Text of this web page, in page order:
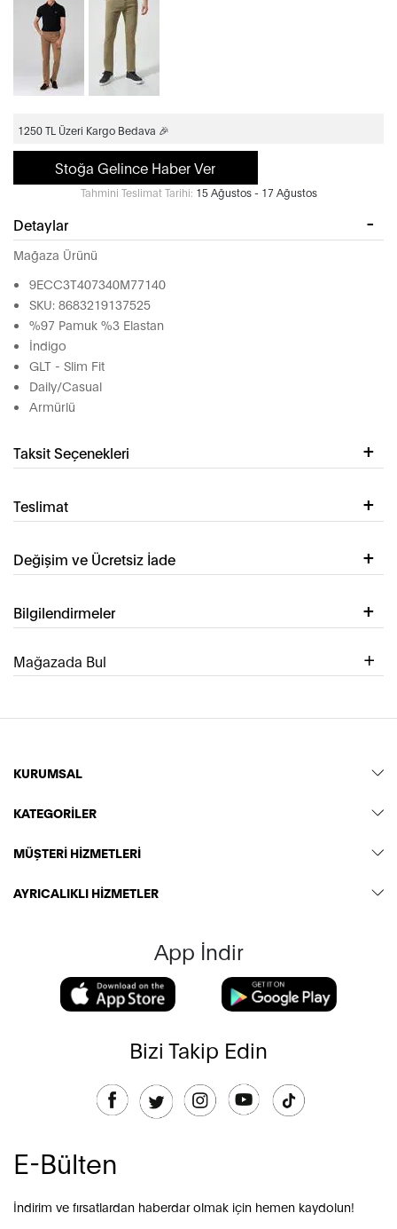
1250 TL Üzeri Kargo Bedava 🎉
Stoğa Gelince Haber Ver
Tahmini Teslimat Tarihi: 15 Ağustos - 17 Ağustos
Detaylar
Mağaza Ürünü
9ECC3T407340M77140
SKU: 8683219137525
%97 Pamuk %3 Elastan
İndigo
GLT - Slim Fit
Daily/Casual
Armürlü
Taksit Seçenekleri
Teslimat
Değişim ve Ücretsiz İade
Bilgilendirmeler
Mağazada Bul
KURUMSAL
KATEGORİLER
MÜŞTERİ HİZMETLERİ
AYRICALIKLI HİZMETLER
App İndir
Bizi Takip Edin
E-Bülten
İndirim ve fırsatlardan haberdar olmak için hemen kaydolun!